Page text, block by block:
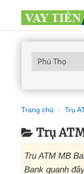
Trang chủ Trụ
Trụ
Trụ ATM MB
Bank quanh